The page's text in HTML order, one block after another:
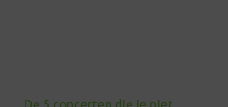
De 5 concerten die je niet